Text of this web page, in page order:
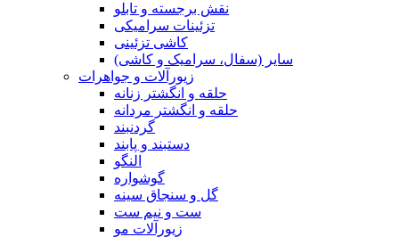
نقش برجسته و تابلو
تزئینات سرامیکی
کاشی تزئینی
سایر (سفال، سرامیک و کاشی)
زیورآلات و جواهرات
حلقه و انگشتر زنانه
حلقه و انگشتر مردانه
گردنبند
دستبند و پابند
النگو
گوشواره
گل و سنجاق سینه
ست و نیم ست
زیورآلات مو